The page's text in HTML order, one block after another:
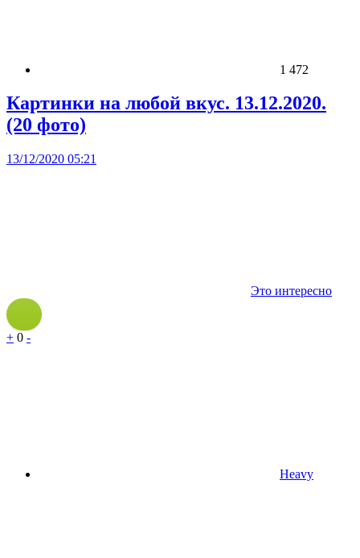
1 472
Картинки на любой вкус. 13.12.2020.
(20 фото)
13/12/2020 05:21
Это интересно
+ 0 -
Heavy